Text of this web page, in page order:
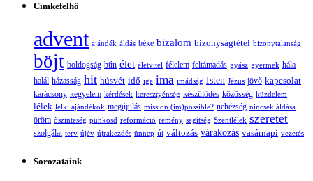
Címkefelhő
advent ajándék áldás béke bizalom bizonyságtétel bizonytalanság
böjt boldogság bűn élet életvitel félelem feltámadás gyász gyermek hála
halál házasság hit húsvét idő ige ima imádság Isten Jézus jövő kapcsolat
karácsony kegyelem kérdések keresztyénség készülődés közösség küzdelem
lélek lelki ajándékok megújulás mission (im)possible? nehézség nincsek áldása
öröm őszinteség pünkösd reformáció remény segítség Szentlélek szeretet
szolgálat terv újév újrakezdés ünnep út változás várakozás vasárnapi vezetés
Sorozataink